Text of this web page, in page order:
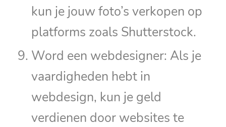
kun je jouw foto’s verkopen op
platforms zoals Shutterstock.
Word een webdesigner: Als je
vaardigheden hebt in
webdesign, kun je geld
verdienen door websites te